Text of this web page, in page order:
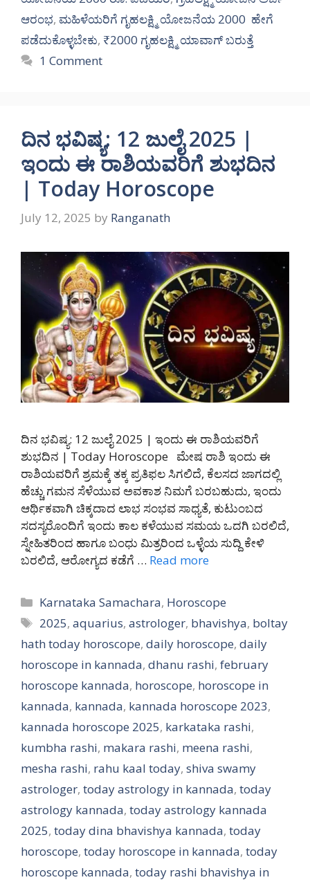
ಆರಂಭ, ಮಹಿಳೆಯರಿಗೆ ಗೃಹಲಕ್ಷ್ಮಿ ಯೋಜನೆಯ 2000 ಹೇಗೆ
ಪಡೆದುಕೊಳ್ಳಬೇಕು, ₹2000 ಗೃಹಲಕ್ಷ್ಮಿ ಯಾವಾಗ್ ಬರುತ್ತೆ
1 Comment
ದಿನ ಭವಿಷ್ಯ: 12 ಜುಲೈ 2025 |
ಇಂದು ಈ ರಾಶಿಯವರಿಗೆ ಶುಭದಿನ
| Today Horoscope
July 12, 2025 by Ranganath
ದಿನ ಭವಿಷ್ಯ: 12 ಜುಲೈ 2025 | ಇಂದು ಈ ರಾಶಿಯವರಿಗೆ
ಶುಭದಿನ | Today Horoscope ಮೇಷ ರಾಶಿ ಇಂದು ಈ
ರಾಶಿಯವರಿಗೆ ಶ್ರಮಕ್ಕೆ ತಕ್ಕ ಪ್ರತಿಫಲ ಸಿಗಲಿದೆ, ಕೆಲಸದ ಜಾಗದಲ್ಲಿ
ಹೆಚ್ಚು ಗಮನ ಸೆಳೆಯುವ ಅವಕಾಶ ನಿಮಗೆ ಬರಬಹುದು, ಇಂದು
ಆರ್ಥಿಕವಾಗಿ ಚಿಕ್ಕದಾದ ಲಾಭ ಸಂಭವ ಸಾಧ್ಯತೆ, ಕುಟುಂಬದ
ಸದಸ್ಯರೊಂದಿಗೆ ಇಂದು ಕಾಲ ಕಳೆಯುವ ಸಮಯ ಒದಗಿ ಬರಲಿದೆ,
ಸ್ನೇಹಿತರಿಂದ ಹಾಗೂ ಬಂಧು ಮಿತ್ರರಿಂದ ಒಳ್ಳೆಯ ಸುದ್ದಿ ಕೇಳಿ
ಬರಲಿದೆ, ಆರೋಗ್ಯದ ಕಡೆಗೆ … Read more
Categories
Karnataka Samachara, Horoscope
Tags
2025,aquarius,astrologer, bhavishya, boltay
hath today horoscope, daily horoscope, daily
horoscope in kannada, dhanu rashi, february
horoscope kannada, horoscope, horoscope in
kannada, kannada, kannada horoscope 2023,
kannada horoscope 2025, karkataka rashi,
kumbha rashi, makara rashi, meena rashi,
mesha rashi, rahu kaal today, shiva swamy
astrologer, today astrology in kannada, today
astrology kannada, today astrology kannada
2025, today dina bhavishya kannada, today
horoscope, today horoscope in kannada, today
horoscope kannada, today rashi bhavishya in